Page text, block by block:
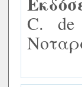
C. de